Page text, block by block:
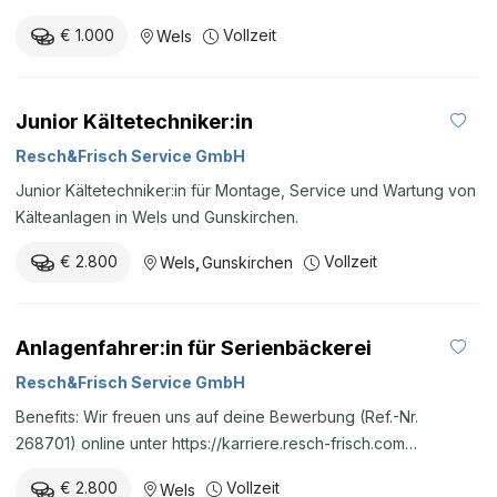
Lagertätigkeiten Materialausgabe Mithilfe bei der Durchführung
Gute Deutschkenntnisse Körperlich belastbar, flexibel und
zuverlässig Staplerführerschein Das erwartet dich bei uns:
Onlineplattform mit einem umfassenden Angebot an
Preisnachlässen in verschiedenen Bereichen Mitarbeiter:in
wirbt Mitarbeiter:in – Vermittlungsprämie in der Höhe von €
€ 1.000 Wels Vollzeit
Junior Kältetechniker:in
Resch&Frisch Service GmbH
Junior Kältetechniker:in für Montage, Service und Wartung von
Kälteanlagen in Wels und Gunskirchen.
€ 2.800 Wels Gunskirchen Vollzeit
Anlagenfahrer:in für Serienbäckerei
Resch&Frisch Service GmbH
Benefits: Wir freuen uns auf deine Bewerbung (Ref.-Nr.
268701) online unter https://karriere.resch-frisch.com
€ 2.800 Wels Vollzeit